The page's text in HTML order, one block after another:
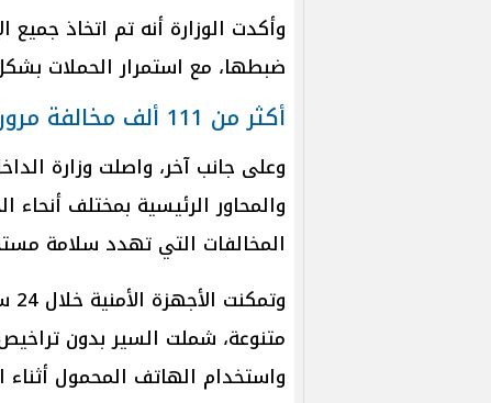
وأكدت الوزارة أنه تم اتخاذ جميع
ضبطها، مع استمرار الحملات
أكثر من 111 ألف مخالفة مرورية خلال يوم
وعلى جانب آخر، واصلت وزارة
والمحاور الرئيسية بمختلف أنحاء
المخالفات التي تهدد سلامة
متنوعة، شملت السير بدون
واستخدام الهاتف المحمول أثناء